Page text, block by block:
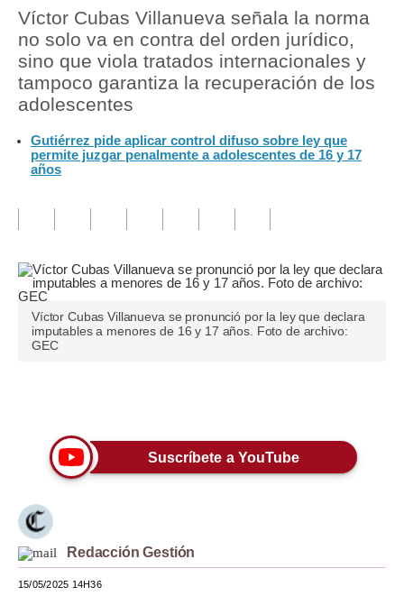
Política
Tu Dinero
Finanzas Personales
Plus G
Editorial
Pregunta de hoy
Blogs
Tendencias
Moda
Estilos
Mundo
EEUU
México
Víctor Cubas Villanueva señala la norma
no solo va en contra del orden jurídico,
sino que viola tratados internacionales y
tampoco garantiza la recuperación de los
adolescentes
Gutiérrez pide aplicar control difuso sobre ley que
permite juzgar penalmente a adolescentes de 16 y 17
años
Víctor Cubas Villanueva se pronunció por la ley que declara
imputables a menores de 16 y 17 años. Foto de archivo:
GEC
Suscríbete a YouTube
Redacción Gestión
15/05/2025 14H36